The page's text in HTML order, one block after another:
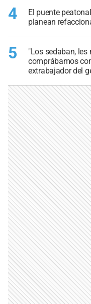
4
El puente
planean
5
"Los sedaban, les
comprábamos
extrabajador del